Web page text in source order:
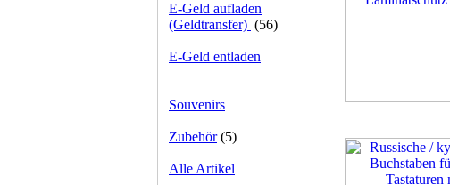
E-Geld aufladen
(Geldtransfer) (56)
E-Geld entladen
Souvenirs
Zubehör(5)
Alle Artikel